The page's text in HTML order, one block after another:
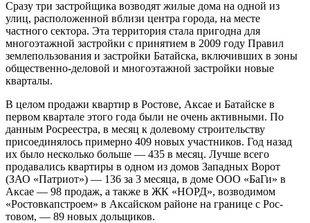
Сразу три застройщика возводят жилые дома на одной из
улиц, расположенной вблизи центра города, на месте
частного сектора. Эта территория стала пригодна для
многоэтажной застройки с принятием в 2009 году Правил
землепользования и застройки Батайска, включивших в зоны
общественно-деловой и многоэтажной застройки новые
кварталы.
В целом продажи квартир в Рос­тове, Аксае и Батайске в
первом квартале этого года были не очень активными. По
данным Росреестра, в месяц к долевому строительству
присоединялось примерно 409 новых участников. Год назад
их было несколько больше — 435 в месяц. Лучше всего
продавались квартиры в одном из домов Западных Ворот
(ЗАО «Патриот») — 136 за 3 месяца, в доме ООО «БаГи» в
Аксае — 98 продаж, а также в ЖК «НОРД», возводимом
«Ростовкапстроем» в Аксайском районе на границе с Рос­
товом, — 89 новых дольщиков.